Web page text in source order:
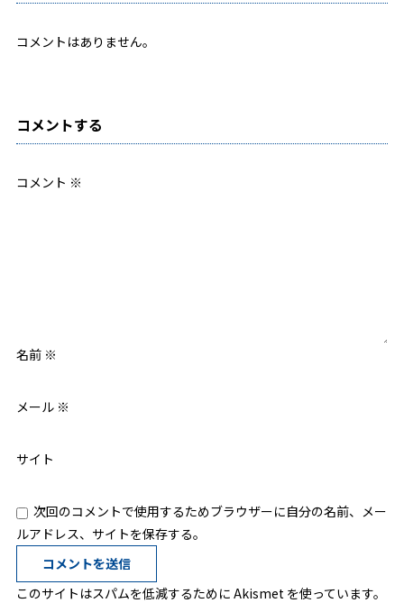
コメントはありません。
コメントする
コメント ※
名前 ※
メール ※
サイト
次回のコメントで使用するためブラウザーに自分の名前、メー
ルアドレス、サイトを保存する。
このサイトはスパムを低減するために Akismet を使っています。